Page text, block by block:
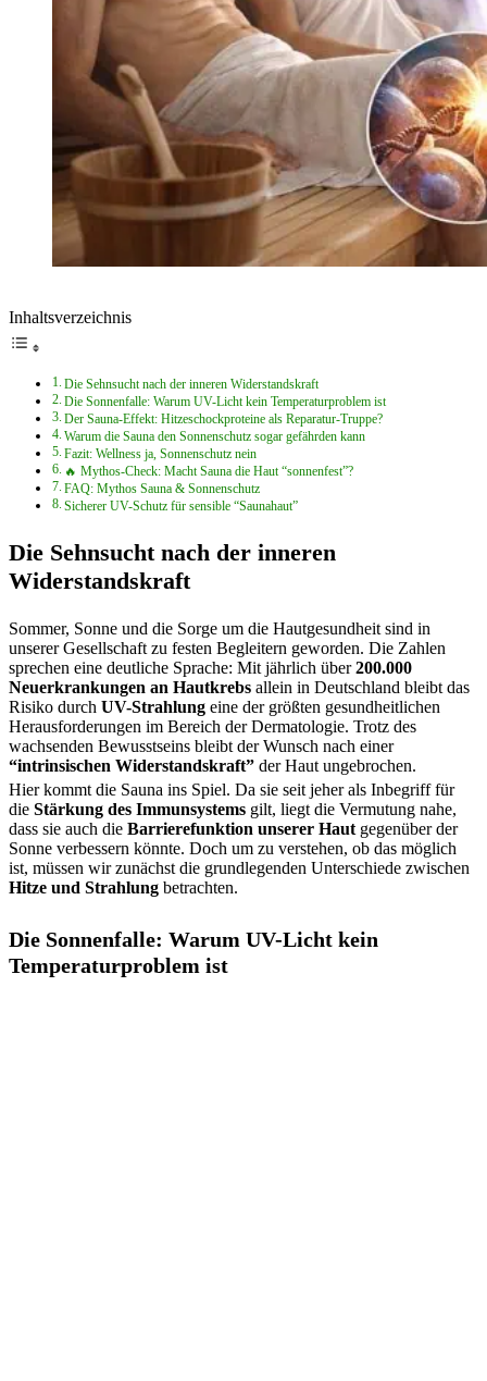
Inhaltsverzeichnis
Die Sehnsucht nach der inneren Widerstandskraft
Die Sonnenfalle: Warum UV-Licht kein Temperaturproblem ist
Der Sauna-Effekt: Hitzeschockproteine als Reparatur-Truppe?
Warum die Sauna den Sonnenschutz sogar gefährden kann
Fazit: Wellness ja, Sonnenschutz nein
🔥 Mythos-Check: Macht Sauna die Haut “sonnenfest”?
FAQ: Mythos Sauna & Sonnenschutz
Sicherer UV-Schutz für sensible “Saunahaut”
Die Sehnsucht nach der inneren
Widerstandskraft
Sommer, Sonne und die Sorge um die Hautgesundheit sind in
unserer Gesellschaft zu festen Begleitern geworden. Die Zahlen
sprechen eine deutliche Sprache: Mit jährlich über200.000
Neuerkrankungen an Hautkrebs allein in Deutschland bleibt das
Risiko durch UV-Strahlung eine der größten gesundheitlichen
Herausforderungen im Bereich der Dermatologie. Trotz des
wachsenden Bewusstseins bleibt der Wunsch nach einer
“intrinsischen Widerstandskraft” der Haut ungebrochen.
Hier kommt die Sauna ins Spiel. Da sie seit jeher als Inbegriff für
die Stärkung des Immunsystems gilt, liegt die Vermutung nahe,
dass sie auch die Barrierefunktion unserer Haut gegenüber der
Sonne verbessern könnte. Doch um zu verstehen, ob das möglich
ist, müssen wir zunächst die grundlegenden Unterschiede zwischen
Hitze und Strahlung betrachten.
Die Sonnenfalle: Warum UV-Licht kein
Temperaturproblem ist